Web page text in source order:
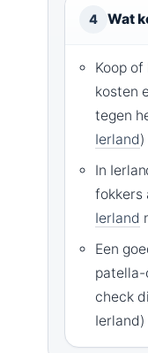
4 Wat
Koop
kosten
tegen
Ierland)
In
fokkers
Ierland
Een
patella-
check
Ierland)